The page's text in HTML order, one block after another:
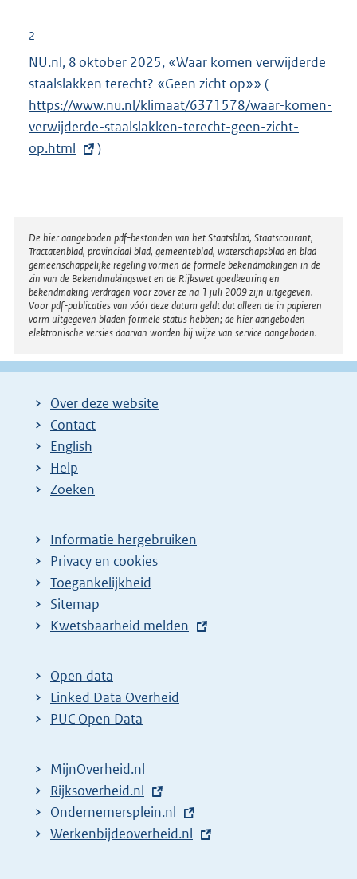
r
e
l
i
n
k
2
NU.nl, 8 oktober 2025, «Waar komen verwijderde
staalslakken terecht? «Geen zicht op»» (
x
t
l
i
n
k
:
https://www.nu.nl/klimaat/6371578/waar-komen-
verwijderde-staalslakken-terecht-geen-zicht-
op.html
)
Disclaimer
De hier aangeboden pdf-bestanden van het Staatsblad, Staatscourant,
Tractatenblad, provinciaal blad, gemeenteblad, waterschapsblad en blad
gemeenschappelijke regeling vormen de formele bekendmakingen in de
zin van de Bekendmakingswet en de Rijkswet goedkeuring en
bekendmaking verdragen voor zover ze na 1 juli 2009 zijn uitgegeven.
Voor pdf-publicaties van vóór deze datum geldt dat alleen de in papieren
vorm uitgegeven bladen formele status hebben; de hier aangeboden
elektronische versies daarvan worden bij wijze van service aangeboden.
Over deze website
Contact
English
Help
Zoeken
Informatie hergebruiken
Privacy en cookies
Toegankelijkheid
Sitemap
E
t
e
r
l
i
n
k
Kwetsbaarheid melden
Open data
Linked Data Overheid
PUC Open Data
MijnOverheid.nl
E
x
t
Rijksoverheid.nl
E
x
Ondernemersplein.nl
E
Werkenbijdeoverheid.nl